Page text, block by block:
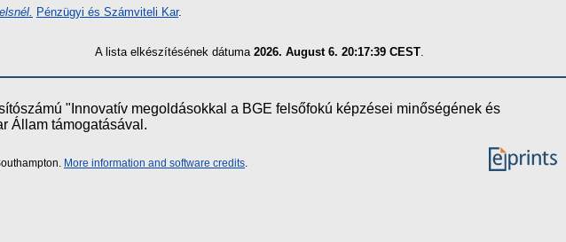
Pénzügyi és Számviteli Kar.
A lista elkészítésének dátuma 2026. August 6. 20:17:39 CEST
"Innovatív megoldásokkal a BGE felsőfokú képzései minőségének és
Állam támogatásával.
More information and software credits